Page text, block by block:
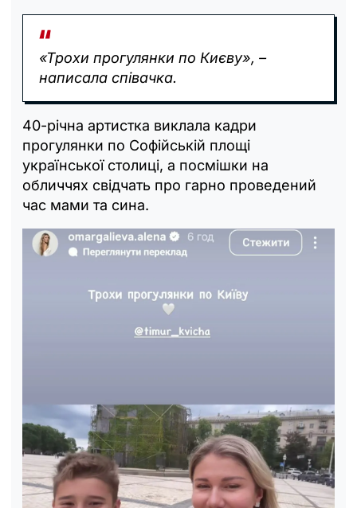
«Трохи прогулянки по Києву», –
написала співачка.
40-річна артистка виклала кадри
прогулянки по Софійській площі
української столиці, а посмішки на
обличчях свідчать про гарно проведений
час мами та сина.